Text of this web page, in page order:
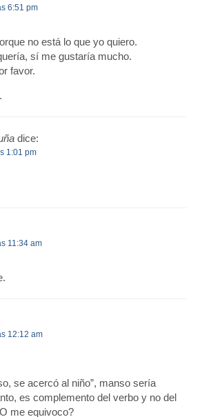
6:51 pm
no está lo que yo quiero.
sí me gustaría mucho.
favor.
dice:
1:01 pm
11:34 am
12:12 am
se acercó al niño”, manso sería
es complemento del verbo y no del
me equivoco?